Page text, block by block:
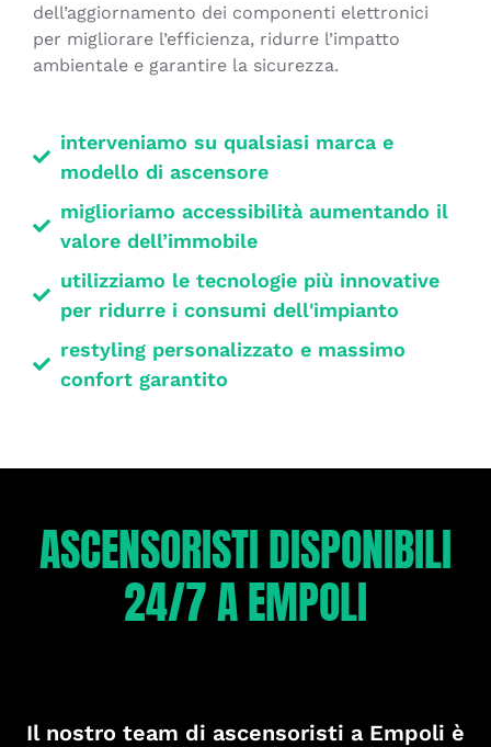
dell’aggiornamento dei componenti elettronici
per migliorare l’efficienza, ridurre l’impatto
ambientale e garantire la sicurezza.
interveniamo su qualsiasi marca e
modello di ascensore
miglioriamo accessibilità aumentando il
valore dell’immobile
utilizziamo le tecnologie più innovative
per ridurre i consumi dell'impianto
restyling personalizzato e massimo
confort garantito
ASCENSORISTI DISPONIBILI
24/7 A EMPOLI
Il nostro team di ascensoristi a Empoli è